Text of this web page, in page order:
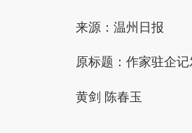
来源：温州日报
原标题：作家驻企记
黄剑 陈春玉